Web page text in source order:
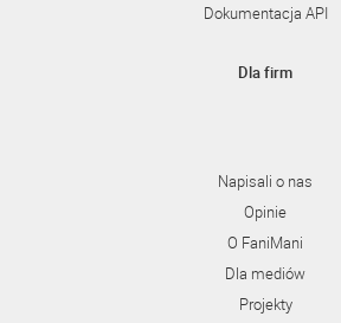
Dokumentacja API
Dla firm
Napisali o nas
Opinie
O FaniMani
Dla mediów
Projekty